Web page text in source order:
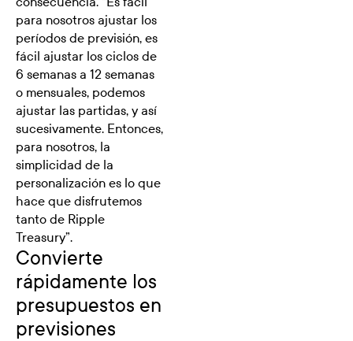
para nosotros ajustar los
períodos de previsión, es
fácil ajustar los ciclos de
6 semanas a 12 semanas
o mensuales, podemos
ajustar las partidas, y así
sucesivamente. Entonces,
para nosotros, la
simplicidad de la
personalización es lo que
hace que disfrutemos
tanto de Ripple
Treasury”.
Convierte
rápidamente los
presupuestos en
previsiones